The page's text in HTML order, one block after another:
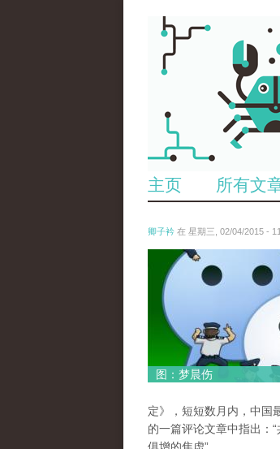
主页 所有文
卿子衿 在 星期三, 02/04/2015 -
untitled.jpg
图：梦晨伤
定》，短短数月内，中国
的一篇评论文章中指出：